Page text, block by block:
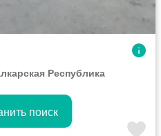
Республика
поиск